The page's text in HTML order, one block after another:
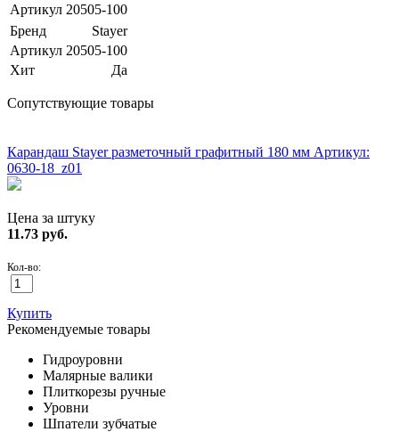
Артикул 20505-100
Бренд
Stayer
Артикул 20505-100
Хит
Да
Сопутствующие товары
Карандаш Stayer разметочный графитный 180 мм Артикул:
0630-18_z01
Цена за штуку
11.73 руб.
Кол-во:
Купить
Рекомендуемые товары
Гидроуровни
Малярные валики
Плиткорезы ручные
Уровни
Шпатели зубчатые